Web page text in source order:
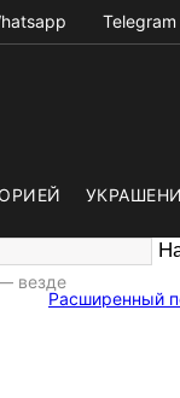
Telegram
везде
Расширенный